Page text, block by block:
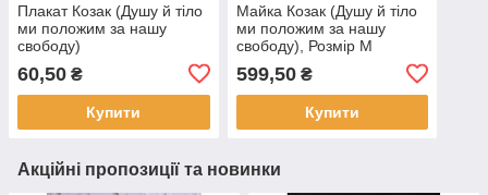
Плакат Козак (Душу й тіло
ми положим за нашу
свободу)
60,50 ₴
Купити
Майка Козак (Душу й тіло
ми положим за нашу
свободу), Розмір M
599,50₴
Купити
Акційні пропозиції та новинки